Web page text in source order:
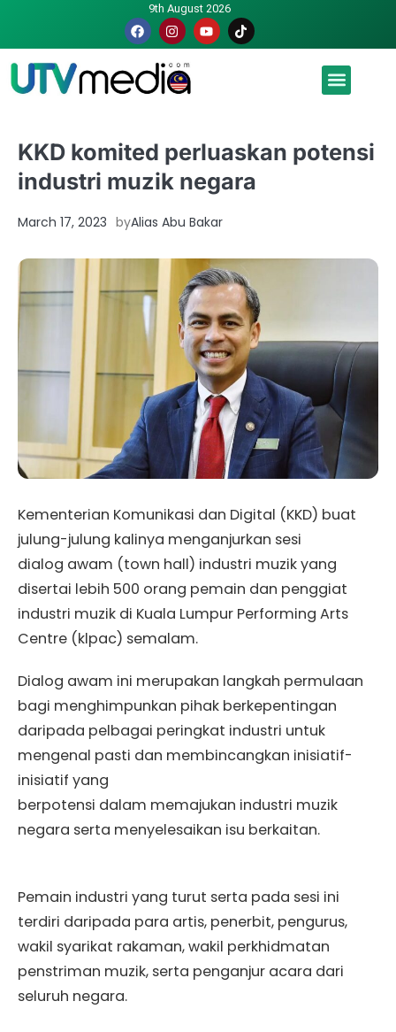
9th August 2026
KKD komited perluaskan potensi
industri muzik negara
March 17, 2023 byAlias Abu Bakar
Kementerian Komunikasi dan Digital (KKD) buat
julung-julung kalinya menganjurkan sesi
dialog awam (town hall) industri muzik yang
disertai lebih 500 orang pemain dan penggiat
industri muzik di Kuala Lumpur Performing Arts
Centre (klpac) semalam.
Dialog awam ini merupakan langkah permulaan
bagi menghimpunkan pihak berkepentingan
daripada pelbagai peringkat industri untuk
mengenal pasti dan membincangkan inisiatif-
inisiatif yang
berpotensi dalam memajukan industri muzik
negara serta menyelesaikan isu berkaitan.
Pemain industri yang turut serta pada sesi ini
terdiri daripada para artis, penerbit, pengurus,
wakil syarikat rakaman, wakil perkhidmatan
penstriman muzik, serta penganjur acara dari
seluruh negara.